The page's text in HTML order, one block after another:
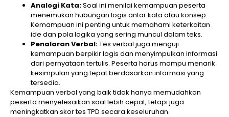
Analogi Kata:Soal ini menilai kemampuan peserta
menemukan hubungan logis antar kata atau konsep.
Kemampuan ini penting untuk memahami keterkaitan
ide dan pola logika yang sering muncul dalam teks.
Penalaran Verbal:Tes verbal juga menguji
kemampuan berpikir logis dan menyimpulkan informasi
dari pernyataan tertulis. Peserta harus mampu menarik
kesimpulan yang tepat berdasarkan informasi yang
tersedia.
Kemampuan verbal yang baik tidak hanya memudahkan
peserta menyelesaikan soal lebih cepat, tetapi juga
meningkatkan skor tes TPD secara keseluruhan.